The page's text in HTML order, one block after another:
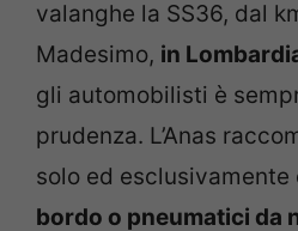
valanghe la SS36, dal
Madesimo, in
gli automobilisti è
prudenza. L’Anas
solo ed esclusivamente
bordo o pneumatici da